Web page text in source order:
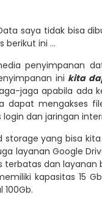
saya tidak bisa
berikut ini …
penyimpanan
ini kita
jaga apabila ada
dapat mengakses
dan jaringan
storage yang bisa
layanan Google
terbatas dan
kapasitas 15